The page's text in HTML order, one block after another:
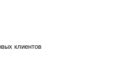
клиентов